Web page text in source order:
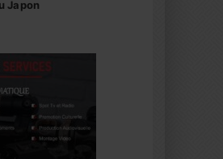
Japon